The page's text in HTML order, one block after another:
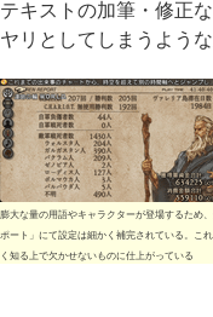
テキストの加筆・修正
ヤリとしてしまうよう
膨大な量の用語やキャラクターが登場するため
ポート」にて設定は細かく補完されている。こ
く知る上で欠かせないものに仕上がっている